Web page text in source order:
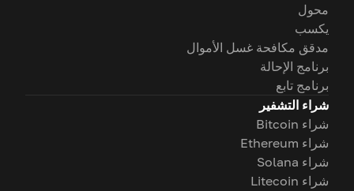
محول
يكسب
مدقق مكافحة غسل الأموال
برنامج الإحالة
برنامج تابع
شراء التشفير
شراء Bitcoin
شراء Ethereum
شراء Solana
شراء Litecoin